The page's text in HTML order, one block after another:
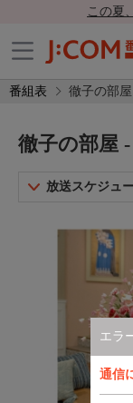
この夏
番組表 徹子の部
エラ
通信
徹子の部屋
放送スケジュ